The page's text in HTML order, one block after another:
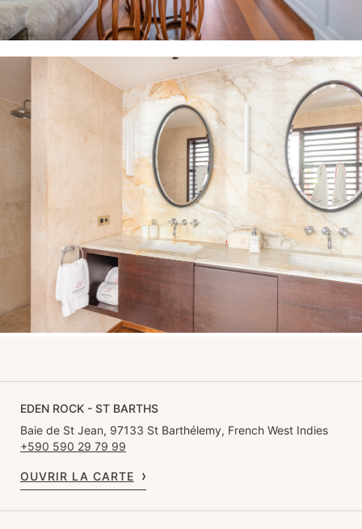
EDEN ROCK - ST BARTHS
Baie de St Jean, 97133 St Barthélemy, French West Indies
+590 590 29 79 99
OUVRIR LA CARTE